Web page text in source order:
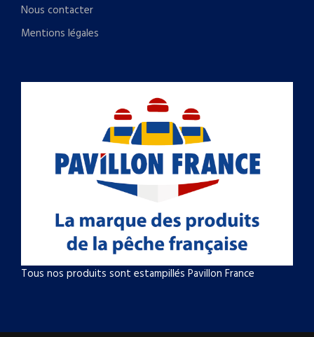
Nous contacter
Mentions légales
Tous nos produits sont estampillés Pavillon France